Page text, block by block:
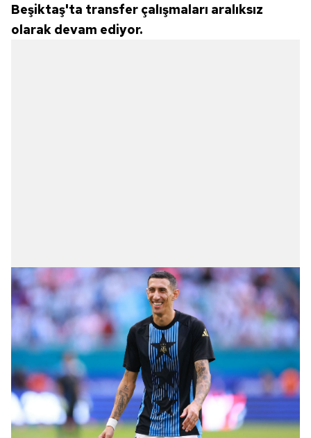
Beşiktaş'ta transfer çalışmaları aralıksız
olarak devam ediyor.